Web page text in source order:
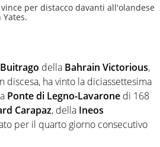
per distacco davanti all'olandese
della Bahrain Victorious,
discesa, ha vinto la diciassettesima
Ponte di Legno-Lavarone di 168
Carapaz, della Ineos
per il quarto giorno consecutivo